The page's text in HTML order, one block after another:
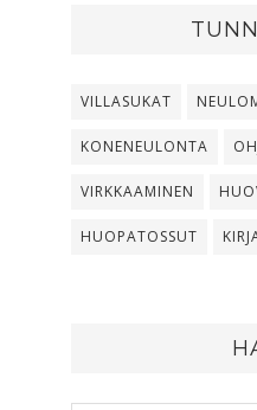
VILLASUKAT
KONENEULONTA
VIRKKAAMINEN
HUOPATOSSUT